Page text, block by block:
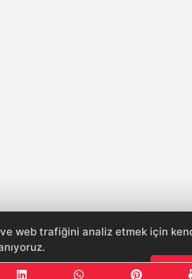
web trafiğini analiz etmek için